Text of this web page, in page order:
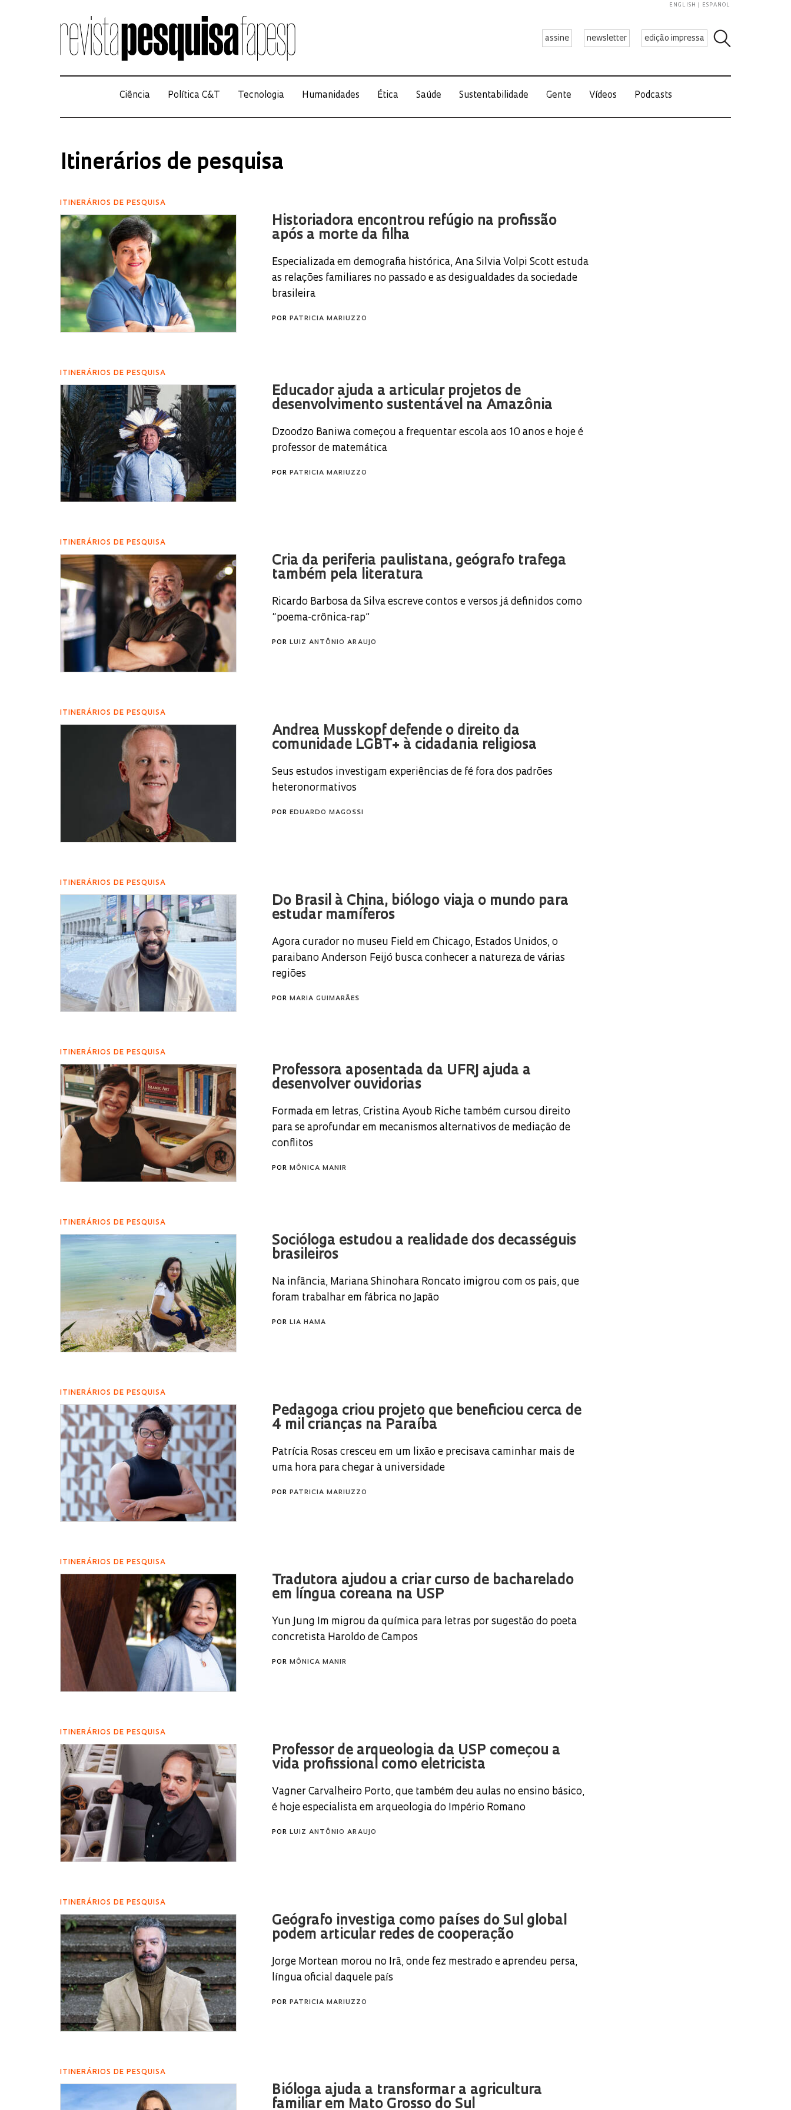
assine newsletter edição impressa
ENGLISH ESPAÑOL
Ciência Política C&T Tecnologia Humanidades Ética Saúde Sustentabilidade Gente Vídeos Podcasts
Itinerários de pesquisa
ITINERÁRIOS DE PESQUISA
Historiadora encontrou refúgio na profissão
após a morte da filha
Especializada em demografia histórica, Ana Silvia Volpi Scott estuda
as relações familiares no passado e as desigualdades da sociedade
brasileira
POR PATRICIA MARIUZZO
ITINERÁRIOS DE PESQUISA
Educador ajuda a articular projetos de
desenvolvimento sustentável na Amazônia
Dzoodzo Baniwa começou a frequentar escola aos 10 anos e hoje é
professor de matemática
POR PATRICIA MARIUZZO
ITINERÁRIOS DE PESQUISA
Cria da periferia paulistana, geógrafo trafega
também pela literatura
Ricardo Barbosa da Silva escreve contos e versos já definidos como
“poema-crônica-rap”
POR LUIZ ANTÔNIO ARAUJO
ITINERÁRIOS DE PESQUISA
Andrea Musskopf defende o direito da
comunidade LGBT+ à cidadania religiosa
Seus estudos investigam experiências de fé fora dos padrões
heteronormativos
POR EDUARDO MAGOSSI
ITINERÁRIOS DE PESQUISA
Do Brasil à China, biólogo viaja o mundo para
estudar mamíferos
Agora curador no museu Field em Chicago, Estados Unidos, o
paraibano Anderson Feijó busca conhecer a natureza de várias
regiões
POR MARIA GUIMARÃES
ITINERÁRIOS DE PESQUISA
Professora aposentada da UFRJ ajuda a
desenvolver ouvidorias
Formada em letras, Cristina Ayoub Riche também cursou direito
para se aprofundar em mecanismos alternativos de mediação de
conflitos
POR MÔNICA MANIR
ITINERÁRIOS DE PESQUISA
Socióloga estudou a realidade dos decasséguis
brasileiros
Na infância, Mariana Shinohara Roncato imigrou com os pais, que
foram trabalhar em fábrica no Japão
POR LIA HAMA
ITINERÁRIOS DE PESQUISA
Pedagoga criou projeto que beneficiou cerca de
4 mil crianças na Paraíba
Patrícia Rosas cresceu em um lixão e precisava caminhar mais de
uma hora para chegar à universidade
POR PATRICIA MARIUZZO
ITINERÁRIOS DE PESQUISA
Tradutora ajudou a criar curso de bacharelado
em língua coreana na USP
Yun Jung Im migrou da química para letras por sugestão do poeta
concretista Haroldo de Campos
POR MÔNICA MANIR
ITINERÁRIOS DE PESQUISA
Professor de arqueologia da USP começou a
vida profissional como eletricista
Vagner Carvalheiro Porto, que também deu aulas no ensino básico,
é hoje especialista em arqueologia do Império Romano
POR LUIZ ANTÔNIO ARAUJO
ITINERÁRIOS DE PESQUISA
Geógrafo investiga como países do Sul global
podem articular redes de cooperação
Jorge Mortean morou no Irã, onde fez mestrado e aprendeu persa,
língua oficial daquele país
POR PATRICIA MARIUZZO
ITINERÁRIOS DE PESQUISA
Bióloga ajuda a transformar a agricultura
familiar em Mato Grosso do Sul